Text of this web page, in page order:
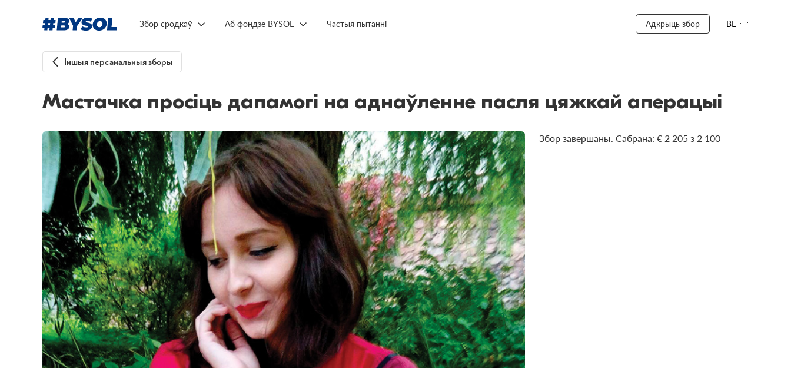
Збор сродкаў Аб фондзе BYSOL Частыя пытанні Адкрыць збор BE
Іншыя персанальныя зборы
Мастачка просіць дапамогі на аднаўленне пасля цяжкай аперацыі
Збор завершаны. Сабрана: € 2 205 з 2 100